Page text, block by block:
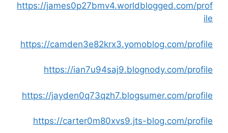
https://james0p27bmv4.worldblogged.com/prof
ile
https://camden3e82krx3.yomoblog.com/profile
https://ian7u94saj9.blognody.com/profile
https://jayden0q73qzh7.blogsumer.com/profile
https://carter0m80xvs9.jts-blog.com/profile